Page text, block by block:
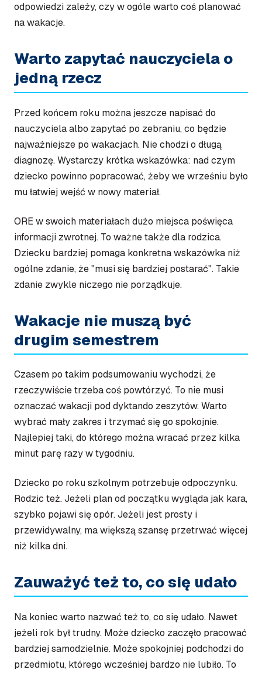
odpowiedzi zależy, czy w ogóle warto coś planować
na wakacje.
Warto zapytać nauczyciela o
jedną rzecz
Przed końcem roku można jeszcze napisać do
nauczyciela albo zapytać po zebraniu, co będzie
najważniejsze po wakacjach. Nie chodzi o długą
diagnozę. Wystarczy krótka wskazówka: nad czym
dziecko powinno popracować, żeby we wrześniu było
mu łatwiej wejść w nowy materiał.
ORE w swoich materiałach dużo miejsca poświęca
informacji zwrotnej. To ważne także dla rodzica.
Dziecku bardziej pomaga konkretna wskazówka niż
ogólne zdanie, że "musi się bardziej postarać". Takie
zdanie zwykle niczego nie porządkuje.
Wakacje nie muszą być
drugim semestrem
Czasem po takim podsumowaniu wychodzi, że
rzeczywiście trzeba coś powtórzyć. To nie musi
oznaczać wakacji pod dyktando zeszytów. Warto
wybrać mały zakres i trzymać się go spokojnie.
Najlepiej taki, do którego można wracać przez kilka
minut parę razy w tygodniu.
Dziecko po roku szkolnym potrzebuje odpoczynku.
Rodzic też. Jeżeli plan od początku wygląda jak kara,
szybko pojawi się opór. Jeżeli jest prosty i
przewidywalny, ma większą szansę przetrwać więcej
niż kilka dni.
Zauważyć też to, co się udało
Na koniec warto nazwać też to, co się udało. Nawet
jeżeli rok był trudny. Może dziecko zaczęło pracować
bardziej samodzielnie. Może spokojniej podchodzi do
przedmiotu, którego wcześniej bardzo nie lubiło. To